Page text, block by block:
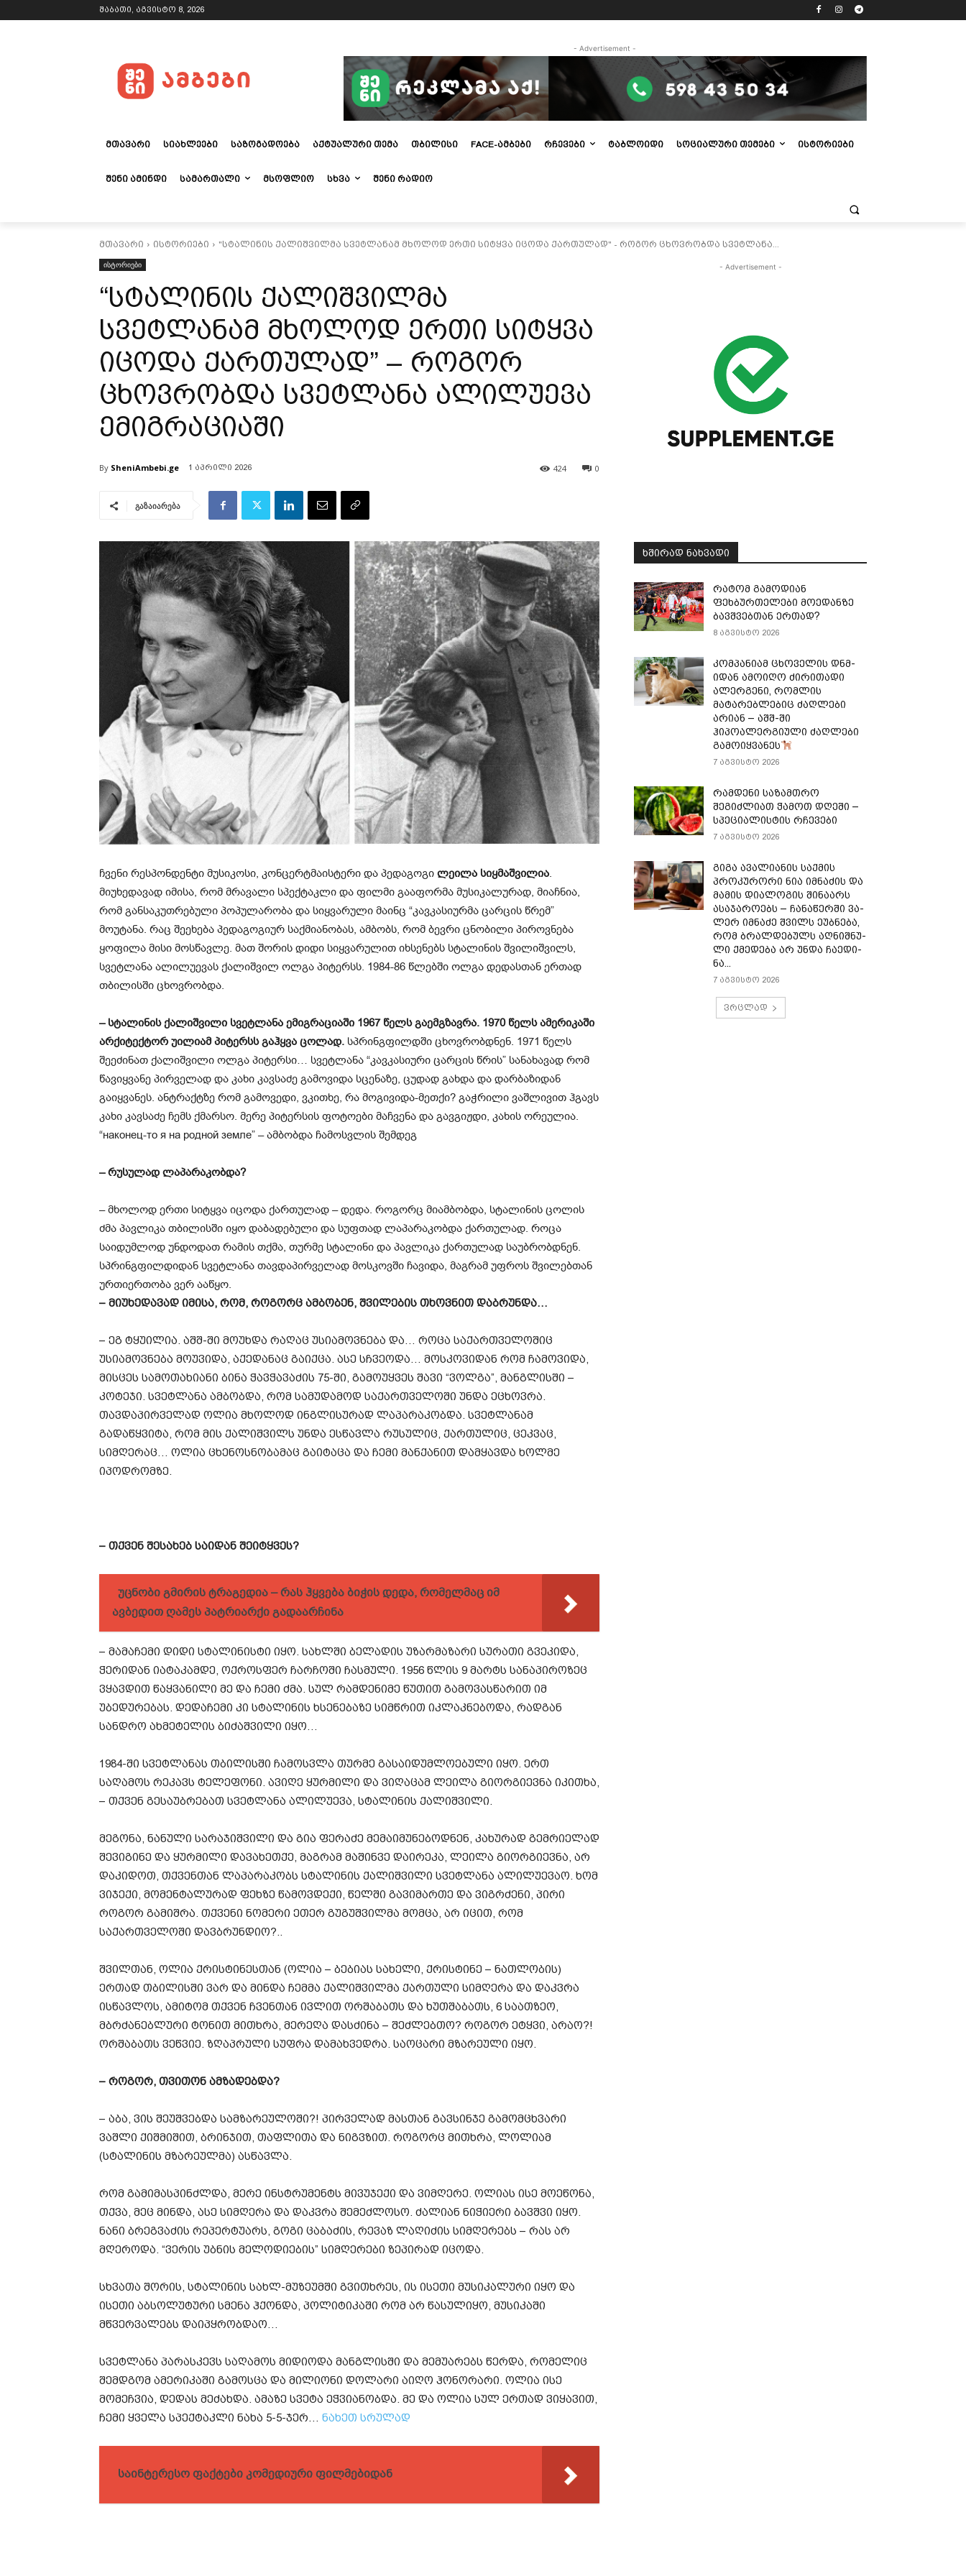
შაბათი, აგვისტო 8, 2026
- Advertisement -
ᲛᲗᲐᲕᲐᲠᲘ ᲡᲘᲐᲮᲚᲔᲔᲑᲘ ᲡᲐᲖᲝᲒᲐᲓᲝᲔᲑᲐ ᲐᲥᲢᲣᲐᲚᲣᲠᲘ ᲗᲔᲛᲐ ᲗᲑᲘᲚᲘᲡᲘ FACE-ᲐᲛᲑᲔᲑᲘ ᲠᲩᲔᲕᲔᲑᲘ ᲢᲐᲑᲚᲝᲘᲓᲘ ᲡᲝᲪᲘᲐᲚᲣᲠᲘ ᲗᲔᲛᲔᲑᲘ ᲘᲡᲢᲝᲠᲘᲔᲑᲘ
ᲨᲔᲜᲘ ᲐᲛᲘᲜᲓᲘ ᲡᲐᲛᲐᲠᲗᲐᲚᲘ ᲛᲡᲝᲤᲚᲘᲝ ᲡᲮᲕᲐ ᲨᲔᲜᲘ ᲠᲐᲓᲘᲝ
მთავარი ისტორიები
"სტალინის ქალიშვილმა სვეტლანამ მხოლოდ ერთი სიტყვა იცოდა­ ქართულად" - როგორ ცხოვრობდა სვეტლანა...
ისტორიები
“სტალინის ქალიშვილმა
სვეტლანამ მხოლოდ ერთი სიტყვა
იცოდა­ ქართულად” – როგორ
ცხოვრობდა სვეტლანა ალილუევა
ემიგრაციაში
By SheniAmbebi.ge 1 აპრილი 2026 0
424
გაზაიარება
ჩვენი რესპონდენტი მუსიკოსი, კონცერტმაისტერი და პედაგოგი ლეილა სიყმაშვილია.
მიუხედავად იმისა, რომ მრავალი სპექტაკლი და ფილმი გააფორმა მუსიკალურად, მიაჩნია,
რომ განსაკუთრებული პოპულარობა და სიყვარული მაინც “კავკასიურმა ცარცის წრემ”
მოუტანა. რაც შეეხება პედაგოგიურ საქმიანობას, ამბობს, რომ ბევრი ცნობილი პიროვნება
ყოფილა მისი მოსწავლე. მათ შორის დიდი სიყვარულით იხსენებს სტალინის შვილიშვილს,
სვეტლანა ალილუევას ქალიშვილ ოლგა პიტერსს. 1984-86 წლებში ოლგა დედასთან ერთად
თბილისში ცხოვრობდა.
– სტალინის ქალიშვილი სვეტლანა ემიგრაციაში 1967 წელს გაემგზავრა. 1970 წელს ამერიკაში
არქიტექტორ უილიამ პიტერსს გაჰყვა ცოლად. სპრინგფილდში ცხოვრობდნენ. 1971 წელს
შეეძინათ ქალიშვილი ოლგა პიტერსი… სვეტლანა “კავკასიური ცარცის წრის” სანახავად რომ
წავიყვანე პირველად და კახი კავსაძე გამოვიდა სცენაზე, ცუდად გახდა და დარბაზიდან
გაიყვანეს. ანტრაქტზე რომ გამოვედი, ვკითხე, რა მოგივიდა-მეთქი? გაჭრილი ვაშლივით ჰგავს
კახი კავსაძე ჩემს ქმარსო. მერე პიტერსის ფოტოები მაჩვენა და გავგიჟდი, კახის ორეულია.
“наконец-то я на родной земле” – ამბობდა ჩამოსვლის შემდეგ
– რუსულად ლაპარაკობდა?
– მხოლოდ ერთი სიტყვა იცოდა ქართულად – დედა. როგორც მიამბობდა, სტალინის ცოლის
ძმა პავლიკა თბილისში იყო დაბადებული და სუფთად ლაპარაკობდა ქართულად. როცა
საიდუმლოდ უნდოდათ რამის თქმა, თურმე სტალინი და პავლიკა ქართულად საუბრობდნენ.
სპრინგფილდიდან სვეტლანა თავდაპირველად მოსკოვში ჩავიდა, მაგრამ უფროს შვილებთან
ურთიერთობა ვერ ააწყო.
– მიუხედავად იმისა, რომ, როგორც ამბობენ, შვილების თხოვნით დაბრუნდა…
– ეგ ტყუილია. აშშ-ში მოუხდა რაღაც უსიამოვნება და… როცა საქართველოშიც
უსიამოვნება მოუვიდა, აქედანაც გაიქცა. ასე სჩვეოდა… მოსკოვიდან რომ ჩამოვიდა,
მისცეს სამოთახიანი ბინა ჭავჭავაძის 75-ში, გამოუყვეს შავი “ვოლგა”, მანგლისში –
კოტეჯი. სვეტლანა ამბობდა, რომ სამუდამოდ საქართველოში უნდა ეცხოვრა.
თავდაპირველად ოლია მხოლოდ ინგლისურად ლაპარაკობდა. სვეტლანამ
გადაწყვიტა, რომ მის ქალიშვილს უნდა ესწავლა რუსულიც, ქართულიც, ცეკვაც,
სიმღერაც… ოლია ცხენოსნობამაც გაიტაცა და ჩემი მანქანით დამყავდა ხოლმე
იპოდრომზე.
– თქვენ შესახებ საიდან შეიტყვეს?
უცნობი გმირის ტრაგედია – რას ჰყვება ბიჭის დედა, რომელმაც იმ
ავბედით ღამეს პატრიარქი გადაარჩინა
– მამაჩემი დიდი სტალინისტი იყო. სახლში ბელადის უზარმაზარი სურათი გვეკიდა,
ჭერიდან იატაკამდე, ოქროსფერ ჩარჩოში ჩასმული. 1956 წლის 9 მარტს სანაპიროზეც
ვყავდით წაყვანილი მე და ჩემი ძმა. სულ რამდენიმე წუთით გამოვასწარით იმ
უბედურებას. დედაჩემი კი სტალინის ხსენებაზე სიმწრით იკლაკნებოდა, რადგან
სანდრო ახმეტელის ბიძაშვილი იყო…
1984-ში სვეტლანას თბილისში ჩამოსვლა თურმე გასაიდუმლოებული იყო. ერთ
საღამოს რეკავს ტელეფონი. ავიღე ყურმილი და ვიღაცამ ლეილა გიორგიევნა იკითხა,
– თქვენ გესაუბრებათ სვეტლანა ალილუევა, სტალინის ქალიშვილი.
მეგონა, ნანული სარაჯიშვილი და გია ფერაძე მემაიმუნებოდნენ, კახურად გემრიელად
შევიგინე და ყურმილი დავახეთქე, მაგრამ მაშინვე დაირეკა, ლეილა გიორგიევნა, არ
დაკიდოთ, თქვენთან ლაპარაკობს სტალინის ქალიშვილი სვეტლანა ალილუევაო. ხომ
ვიჯექი, მომენტალურად ფეხზე წამოვდექი, წელში გავიმართე და ვიგრძენი, პირი
როგორ გამიშრა. თქვენი ნომერი ეთერ გუგუშვილმა მომცა, არ იცით, რომ
საქართველოში დავბრუნდიო?..
შვილთან, ოლია ქრისტინესთან (ოლია – ბებიას სახელი, ქრისტინე – ნათლობის)
ერთად თბილისში ვარ და მინდა ჩემმა ქალიშვილმა ქართული სიმღერა და დაკვრა
ისწავლოს, ამიტომ თქვენ ჩვენთან ივლით ორშაბათს და ხუთშაბათს, 6 საათზეო,
მბრძანებლური ტონით მითხრა, მერეღა დასძინა – შეძლებთო? როგორ ეტყვი, არაო?!
ორშაბათს ვეწვიე. ზღაპრული სუფრა დამახვედრა. საოცარი მზარეული იყო.
– როგორ, თვითონ ამზადებდა?
– აბა, ვის შეუშვებდა სამზარეულოში?! პირველად მასთან გავსინჯე გამომცხვარი
ვაშლი ქიშმიშით, ბრინჯით, თაფლითა და ნიგვზით. როგორც მითხრა, ლოლიამ
(სტალინის მზარეულმა) ასწავლა.
რომ გამიმასპინძლდა, მერე ინსტრუმენტს მივუჯექი და ვიმღერე. ოლიას ისე მოეწონა,
თქვა, მეც მინდა, ასე სიმღერა და დაკვრა შემეძლოსო. ძალიან ნიჭიერი ბავშვი იყო.
ნანი ბრეგვაძის რეპერტუარს, გოგი ცაბაძის, რევაზ ლაღიძის სიმღერებს – რას არ
მღეროდა. “ვერის უბნის მელოდიების” სიმღერები ზეპირად იცოდა.
სხვათა შორის, სტალინის სახლ-მუზეუმში გვითხრეს, ის ისეთი მუსიკალური იყო და
ისეთი აბსოლუტური სმენა ჰქონდა, პოლიტიკაში რომ არ წასულიყო, მუსიკაში
მწვერვალებს დაიპყრობდაო…
სვეტლანა პარასკევს საღამოს მიდიოდა მანგლისში და მემუარებს წერდა, რომელიც
შემდგომ ამერიკაში გამოსცა და მილიონი დოლარი აიღო ჰონორარი. ოლია ისე
მომეჩვია, დედას მეძახდა. ამაზე სვეტა ეჭვიანობდა. მე და ოლია სულ ერთად ვიყავით,
ჩემი ყველა სპექტაკლი ნახა 5-5-ჯერ… ნახეთ სრულად
საინტერესო ფაქტები კომედიური ფილმებიდან
- Advertisement -
ᲮᲨᲘᲠᲐᲓ ᲜᲐᲮᲕᲐᲓᲘ
რატომ გამოდიან
ფეხბურთელები მოედანზე
ბავშვებთან ერთად?
8 აგვისტო 2026
კომპანიამ ცხოველის დნმ-
იდან ამოიღო ძირითადი
ალერგენი, რომლის
მატარებლებიც ძაღლები
არიან – აშშ-ში
ჰიპოალერგიული ძაღლები
გამოიყვანეს
7 აგვისტო 2026
რამდენი საზამთრო
შეგიძლიათ ჭამოთ დღეში –
სპეციალისტის რჩევები
7 აგვისტო 2026
გიგა ავალიანის საქმის
პროკურორი ნია იმნაძის და
მამის დიალოგის შინაარს
ასაჯაროებს – ჩა­ნა­წერ­ში ვა­
ლერ იმ­ნა­ძე შვილს ეუბ­ნე­ბა,
რომ ბრალ­დე­ბულს აღ­ნიშ­ნუ­
ლი ქმე­დე­ბა არ უნდა ჩა­ე­დი­
ნა...
7 აგვისტო 2026
ვრცლად